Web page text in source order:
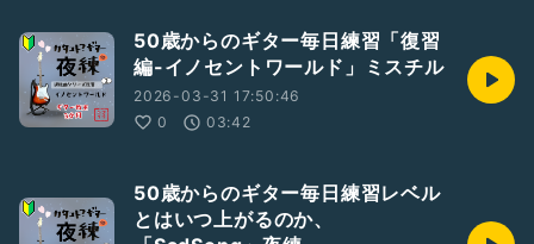
50歳からのギター毎日練習「復習
編-イノセントワールド」ミスチル
2026-03-31 17:50:46
0
03:42
50歳からのギター毎日練習レベル
とはいつ上がるのか、